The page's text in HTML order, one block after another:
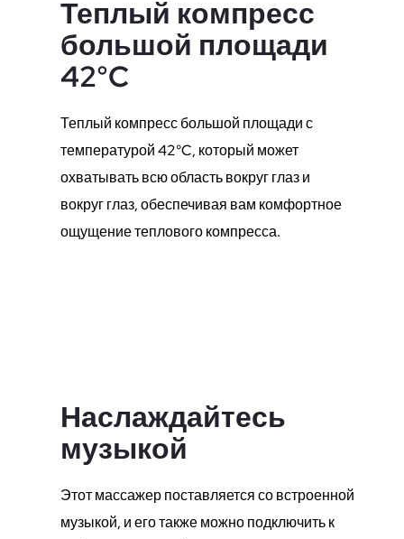
Теплый компресс
большой площади
42°C
Теплый компресс большой площади с
температурой 42°C, который может
охватывать всю область вокруг глаз и
вокруг глаз, обеспечивая вам комфортное
ощущение теплового компресса.
Наслаждайтесь
музыкой
Этот массажер поставляется со встроенной
музыкой, и его также можно подключить к